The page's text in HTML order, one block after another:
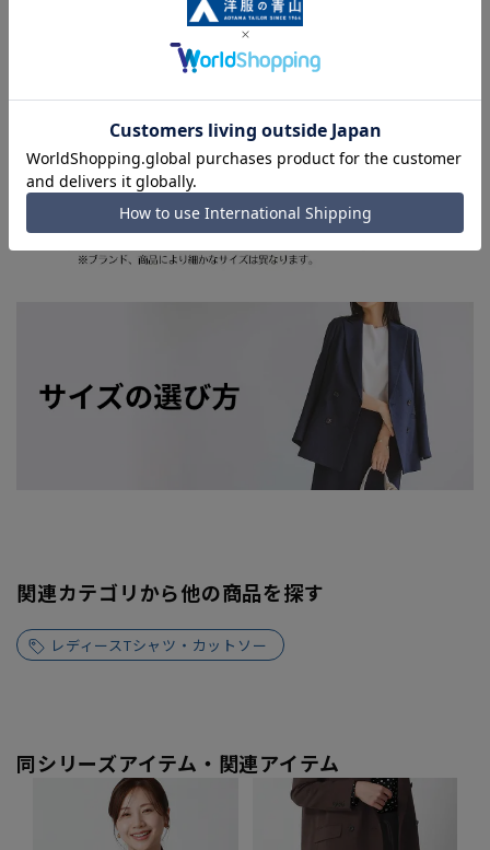
よってはお急ぎ発送サービスを選択できない場合がございま
関連カテゴリから他の商品を探す
レディースTシャツ・カットソー
同シリーズアイテム・関連アイテム